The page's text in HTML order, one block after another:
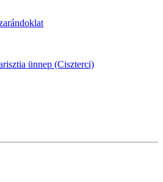
ünnep (Ciszterci)